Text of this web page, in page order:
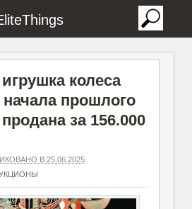
колеса
прошлого
за 156.000
В 25.06.2025